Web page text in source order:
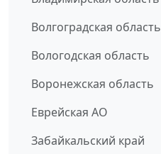
Волгоградская область
Вологодская область
Воронежская область
Еврейская АО
Забайкальский край